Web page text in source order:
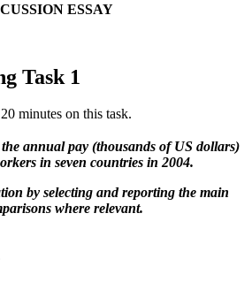
ESSAY
Task 1
minutes on this task.
annual pay (thousands of US dollars)
in seven countries in 2004.
by selecting and reporting the main
where relevant.